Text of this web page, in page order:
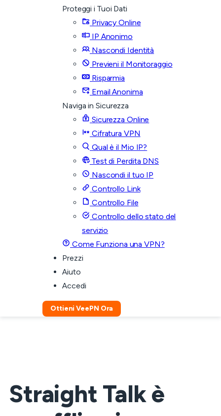
Proteggi i Tuoi Dati
Privacy Online
IP Anonimo
Nascondi Identità
Previeni il Monitoraggio
Risparmia
Email Anonima
Naviga in Sicurezza
Sicurezza Online
Cifratura VPN
Qual è il Mio IP?
Test di Perdita DNS
Nascondi il tuo IP
Controllo Link
Controllo File
Controllo dello stato del
servizio
Come Funziona una VPN?
Prezzi
Aiuto
Accedi
Ottieni VeePN Ora
Straight Talk è